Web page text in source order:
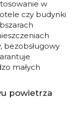
w
czy budynki
bezobsługowy
małych
powietrza